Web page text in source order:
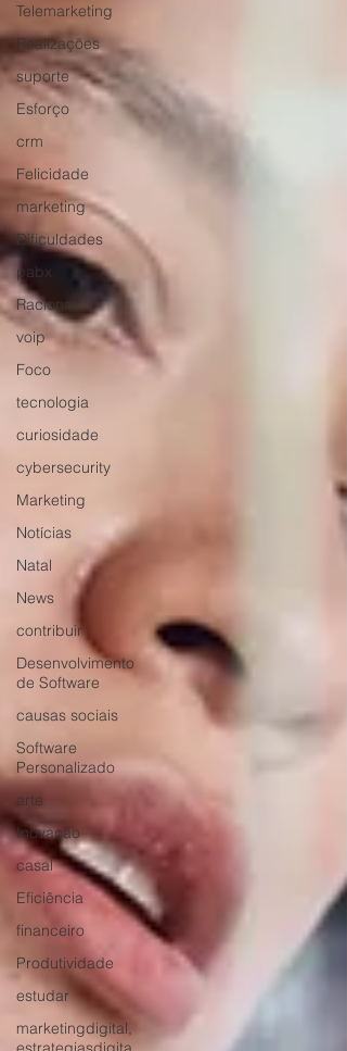
Telemarketing
Realizações
suporte
Esforço
crm
Felicidade
marketing
Dificuldades
pabx
Racional
voip
Foco
tecnologia
curiosidade
cybersecurity
Marketing
Notícias
Natal
News
contribuir
Desenvolvimento
de Software
causas sociais
Software
Personalizado
arte
Inovação
casal
Eficiência
financeiro
Produtividade
estudar
marketingdigital,